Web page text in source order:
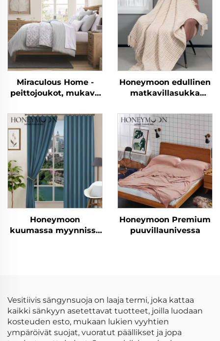
Miraculous Home -
peittojoukot, mukava
Honeymoon edullinen
matkavillasukka
tasseltetut viltit
Honeymoon
kuumassa myynnissä
Honeymoon Premium
puuvillaunivessa
Vesitiivis sängynsuoja on laaja termi, joka kattaa
kaikki sänkyyn asetettavat tuotteet, joilla luodaan
kosteuden esto, mukaan lukien vyyhtien
ympäröivät suojat, vuoratut päällikset ja jopa